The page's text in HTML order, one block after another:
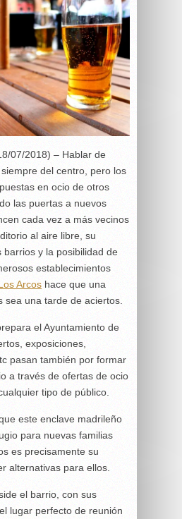
07/2018) – Hablar de
del centro, pero los
en ocio de otros
las puertas a nuevos
cada vez a más vecinos
al aire libre, su
y la posibilidad de
establecimientos
Arcos hace que una
sea una tarde de aciertos.
el Ayuntamiento de
exposiciones,
pasan también por formar
a través de ofertas de ocio
tipo de público.
este enclave madrileño
para nuevas familias
es precisamente su
alternativas para ellos.
el barrio, con sus
lugar perfecto de reunión